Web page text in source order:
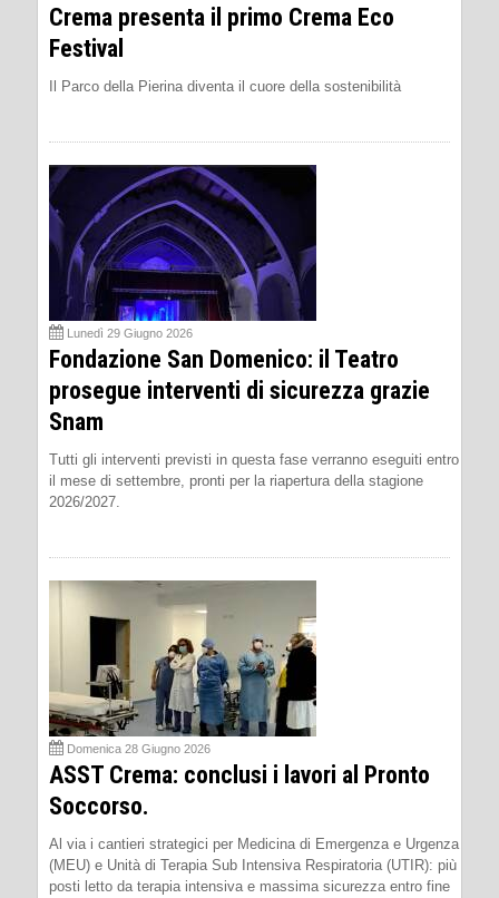
Crema presenta il primo Crema Eco
Festival
Il Parco della Pierina diventa il cuore della sostenibilità
Lunedì 29 Giugno 2026
Fondazione San Domenico: il Teatro
prosegue interventi di sicurezza grazie
Snam
Tutti gli interventi previsti in questa fase verranno eseguiti entro
il mese di settembre, pronti per la riapertura della stagione
2026/2027.
Domenica 28 Giugno 2026
ASST Crema: conclusi i lavori al Pronto
Soccorso.
Al via i cantieri strategici per Medicina di Emergenza e Urgenza
(MEU) e Unità di Terapia Sub Intensiva Respiratoria (UTIR): più
posti letto da terapia intensiva e massima sicurezza entro fine